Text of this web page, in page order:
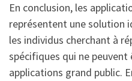
En conclusion, les
représentent une solution
les individus cherchant à
spécifiques qui ne
applications grand public.